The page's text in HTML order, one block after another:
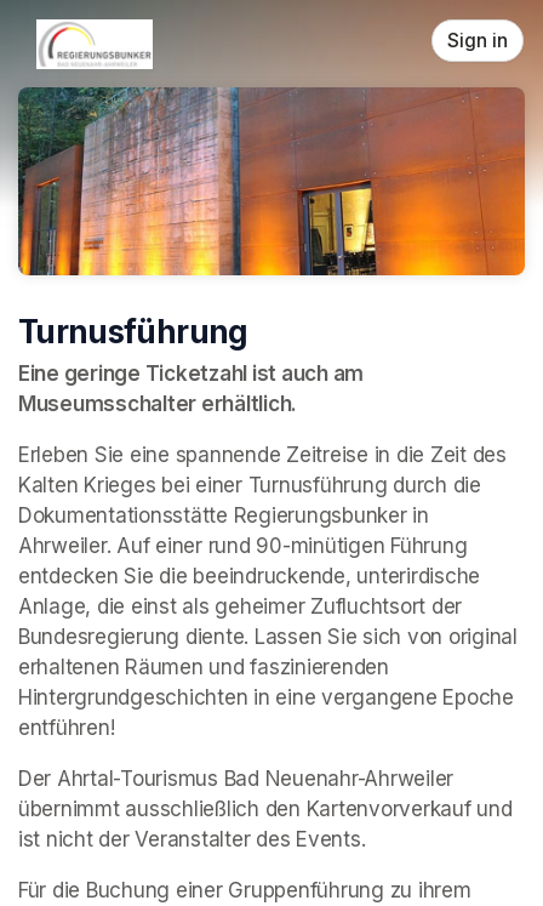
Skip header
Sign in
Turnusführung
Eine geringe Ticketzahl ist auch am
Museumsschalter erhältlich.
Erleben Sie eine spannende Zeitreise in die Zeit des
Kalten Krieges bei einer Turnusführung durch die
Dokumentationsstätte Regierungsbunker in
Ahrweiler. Auf einer rund 90-minütigen Führung
entdecken Sie die beeindruckende, unterirdische
Anlage, die einst als geheimer Zufluchtsort der
Bundesregierung diente. Lassen Sie sich von original
erhaltenen Räumen und faszinierenden
Hintergrundgeschichten in eine vergangene Epoche
entführen!
Der Ahrtal-Tourismus Bad Neuenahr-Ahrweiler
übernimmt ausschließlich den Kartenvorverkauf und
ist nicht der Veranstalter des Events.
Für die Buchung einer Gruppenführung zu ihrem